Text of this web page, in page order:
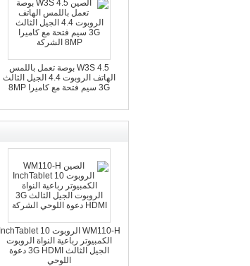
W3S 4.5 بوصة تعمل باللمس
الهاتف الروبوت 4.4 الجيل الثالث
3G سيم فتحة مع كاميرا 8MP
WM110-H الروبوت 10 InchTablet
الكمبيوتر رباعية النواة الروبوت
الجيل الثالث 3G HDMI دعوة
اللوحي